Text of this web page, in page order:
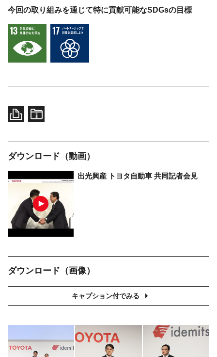
今回の取り組みを通じて特に貢献可能なSDGsの目標
ダウンロード（動画）
出光興産 トヨタ自動車 共同記者会見
ダウンロード（画像）
キャプション付でみる